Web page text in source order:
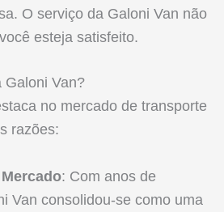
O serviço da Galoni Van não
esteja satisfeito.
Galoni Van?
no mercado de transporte
razões:
: Com anos de
Van consolidou-se como uma